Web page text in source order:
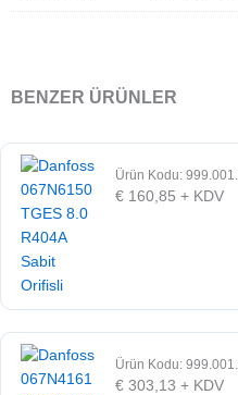
BENZER ÜRÜNLER
Ürün Kodu:
€ 160,85 + KDV
Ürün Kodu:
€ 303,13 + KDV